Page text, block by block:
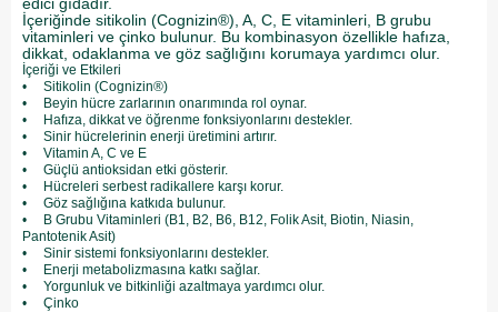
İçeriğinde sitikolin (Cognizin®), A, C, E vitaminleri, B grubu
vitaminleri ve çinko bulunur. Bu kombinasyon özellikle hafıza,
dikkat, odaklanma ve göz sağlığını korumaya yardımcı olur.
İçeriği ve Etkileri
• Sitikolin (Cognizin®)
• Beyin hücre zarlarının onarımında rol oynar.
• Hafıza, dikkat ve öğrenme fonksiyonlarını destekler.
• Sinir hücrelerinin enerji üretimini artırır.
• Vitamin A, C ve E
• Güçlü antioksidan etki gösterir.
• Hücreleri serbest radikallere karşı korur.
• Göz sağlığına katkıda bulunur.
• B Grubu Vitaminleri (B1, B2, B6, B12, Folik Asit, Biotin, Niasin,
Pantotenik Asit)
• Sinir sistemi fonksiyonlarını destekler.
• Enerji metabolizmasına katkı sağlar.
• Yorgunluk ve bitkinliği azaltmaya yardımcı olur.
• Çinko